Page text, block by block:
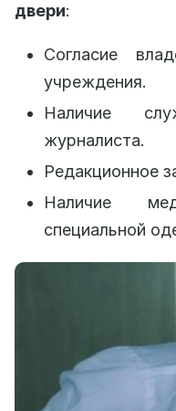
двери:
Согласие
учреждения.
Наличие
журналиста.
Редакционное
Наличие
специальной